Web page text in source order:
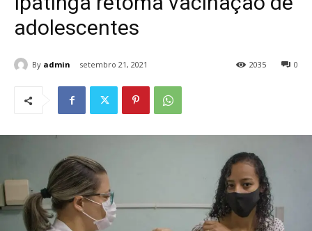
adolescentes
By admin setembro 21, 2021 0
2035